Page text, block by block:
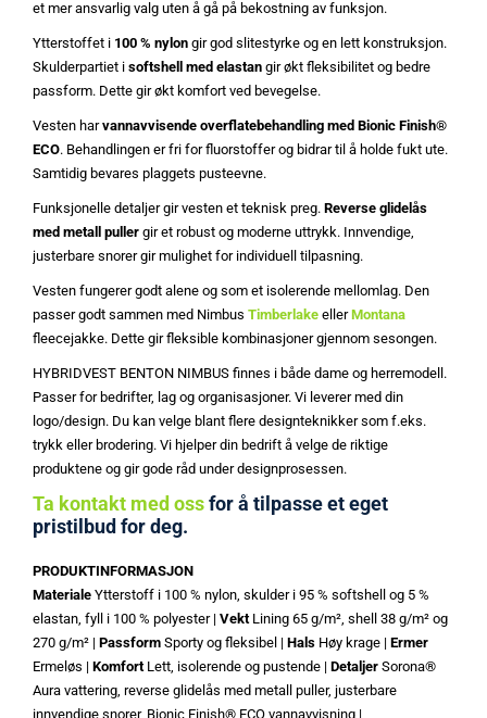
et mer ansvarlig valg uten å gå på bekostning av funksjon.
Ytterstoffet i 100 % nylon gir god slitestyrke og en lett konstruksjon.
Skulderpartiet i softshell med elastan gir økt fleksibilitet og bedre
passform. Dette gir økt komfort ved bevegelse.
Vesten harvannavvisende overflatebehandling med Bionic Finish®
ECO. Behandlingen er fri for fluorstoffer og bidrar til å holde fukt ute.
Samtidig bevares plaggets pusteevne.
Funksjonelle detaljer gir vesten et teknisk preg. Reverse glidelås
med metall puller gir et robust og moderne uttrykk. Innvendige,
justerbare snorer gir mulighet for individuell tilpasning.
Vesten fungerer godt alene og som et isolerende mellomlag. Den
passer godt sammen med Nimbus Timberlake ellerMontana
fleecejakke. Dette gir fleksible kombinasjoner gjennom sesongen.
HYBRIDVEST BENTON NIMBUS finnes i både dame og herremodell.
Passer for bedrifter, lag og organisasjoner. Vi leverer med din
logo/design. Du kan velge blant flere designteknikker som f.eks.
trykk eller brodering. Vi hjelper din bedrift å velge de riktige
produktene og gir gode råd under designprosessen.
Ta kontakt med ossfor å tilpasse et eget
pristilbud for deg.
PRODUKTINFORMASJON
Materiale Ytterstoff i 100 % nylon, skulder i 95 % softshell og 5 %
elastan, fyll i 100 % polyester | VektLining 65 g/m², shell 38 g/m² og
270 g/m² | Passform Sporty og fleksibel | Hals Høy krage | Ermer
Ermeløs | KomfortLett, isolerende og pustende | Detaljer Sorona®
Aura vattering, reverse glidelås med metall puller, justerbare
innvendige snorer, Bionic Finish® ECO vannavvisning |